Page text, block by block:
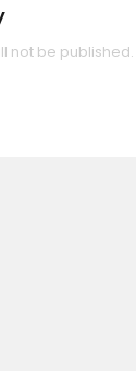
not be published.